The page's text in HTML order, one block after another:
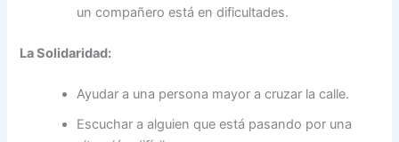
un compañero está en dificultades.
La Solidaridad:
Ayudar a una persona mayor a cruzar la calle.
Escuchar a alguien que está pasando por una